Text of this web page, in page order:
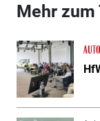
Mehr zum